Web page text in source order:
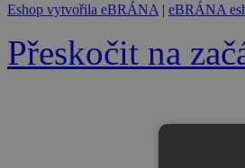
Eshop vytvořila eBRÁNA | eBRÁNA
Přeskočit na